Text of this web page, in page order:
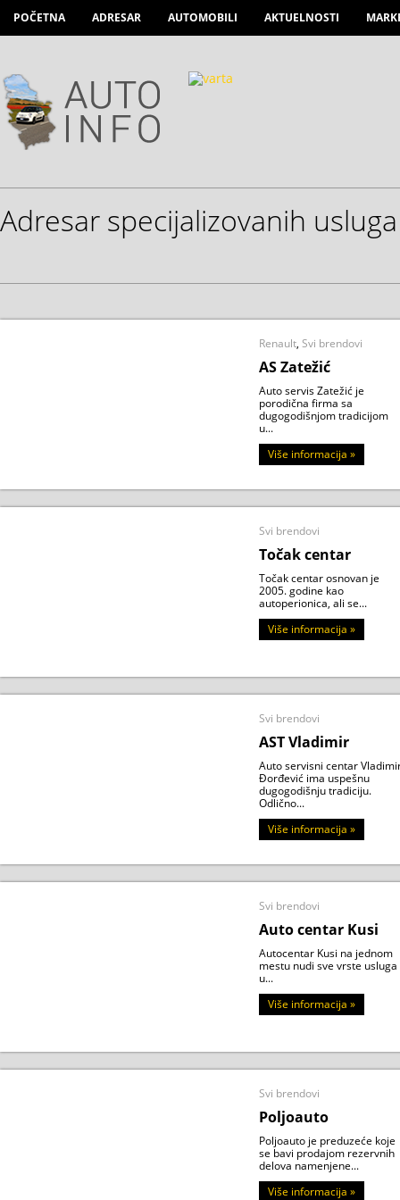
POČETNA ADRESAR AUTOMOBILI AKTUELNOSTI
Adresar specijalizovanih usluga
Renault, Svi brendovi
AS Zatežić
Auto servis Zatežić je
porodična firma sa
dugogodišnjom tradicijom
u...
Više informacija »
Svi brendovi
Točak centar
Točak centar osnovan je
2005. godine kao
autoperionica, ali se...
Više informacija »
Svi brendovi
AST Vladimir
Auto servisni centar
Đorđević ima uspešnu
dugogodišnju tradiciju.
Odlično...
Više informacija »
Svi brendovi
Auto centar Kusi
Autocentar Kusi na jednom
mestu nudi sve vrste usluga
u...
Više informacija »
Svi brendovi
Poljoauto
Poljoauto je preduzeće koje
se bavi prodajom rezervnih
delova namenjene...
Više informacija »